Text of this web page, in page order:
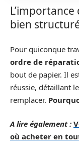
bien
Pour quiconque
ordre de
bout de papier. Il
réussie, détaillant
remplacer.
A lire également :
où acheter en